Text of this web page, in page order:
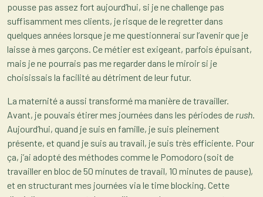
pousse pas assez fort aujourd’hui, si je ne challenge pas
suffisamment mes clients, je risque de le regretter dans
quelques années lorsque je me questionnerai sur l’avenir que je
laisse à mes garçons. Ce métier est exigeant, parfois épuisant,
mais je ne pourrais pas me regarder dans le miroir si je
choisissais la facilité au détriment de leur futur.
La maternité a aussi transformé ma manière de travailler.
Avant, je pouvais étirer mes journées dans les périodes de rush
Aujourd’hui, quand je suis en famille, je suis pleinement
présente, et quand je suis au travail, je suis très efficiente. Pour
ça, j’ai adopté des méthodes comme le Pomodoro (soit de
travailler en bloc de 50 minutes de travail, 10 minutes de pause),
et en structurant mes journées via le time blocking. Cette